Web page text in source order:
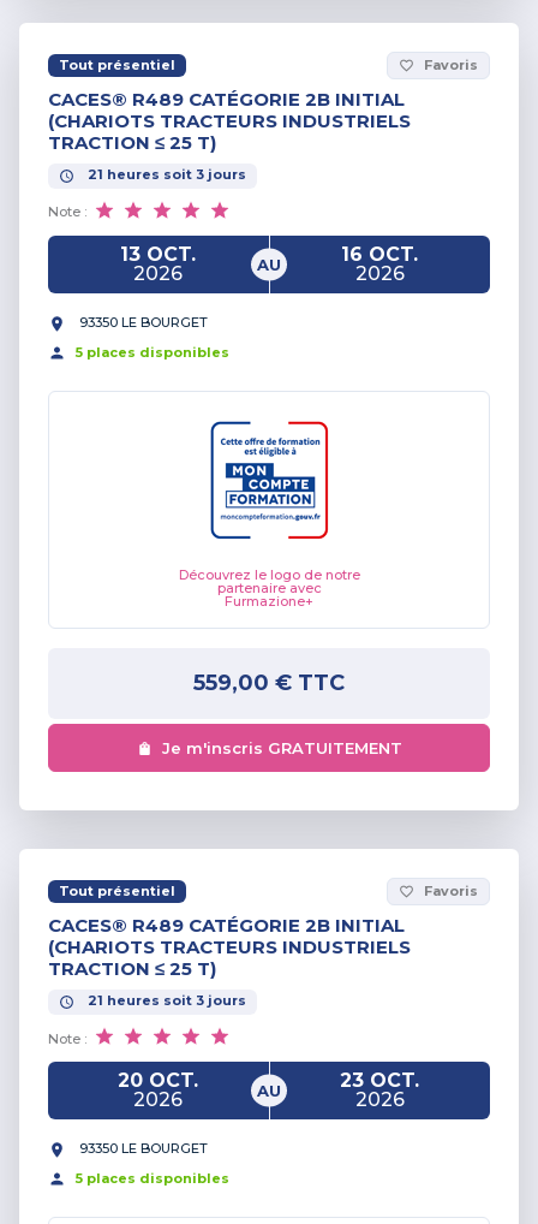
Tout présentiel favorite_border Favoris
CACES® R489 CATÉGORIE 2B INITIAL
(CHARIOTS TRACTEURS INDUSTRIELS
TRACTION ≤ 25 T)
21 heures soit 3 jours
Note :
13 OCT.
2026
AU
16 OCT.
2026
93350 LE BOURGET
5 places disponibles
Découvrez le logo de notre
partenaire avec
Furmazione+
559,00 € TTC
Je m'inscris GRATUITEMENT
Tout présentiel favorite_border Favoris
CACES® R489 CATÉGORIE 2B INITIAL
(CHARIOTS TRACTEURS INDUSTRIELS
TRACTION ≤ 25 T)
21 heures soit 3 jours
Note :
20 OCT.
2026
AU
23 OCT.
2026
93350 LE BOURGET
5 places disponibles